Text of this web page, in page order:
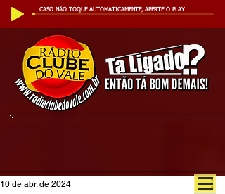
CASO NÃO TOQUE AUTOMATICAMENTE, APERTE O PLAY
10 de abr. de 2024